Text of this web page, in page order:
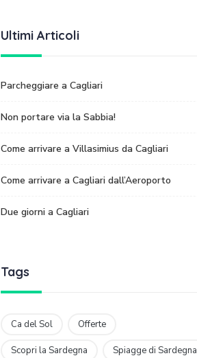
Ultimi Articoli
Parcheggiare a Cagliari
Non portare via la Sabbia!
Come arrivare a Villasimius da Cagliari
Come arrivare a Cagliari dall’Aeroporto
Due giorni a Cagliari
Tags
Ca del Sol Offerte
Scopri la Sardegna Spiagge di Sardegna